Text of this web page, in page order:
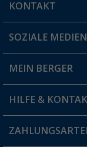
KONTAKT
Du hast eine
Filiale finden
SOZIALE MEDIEN
MEIN BERGER
Vorteilskarte
Blog
HILFE &
FAQ & Kontakt